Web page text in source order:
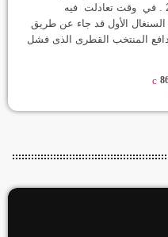
المجموعة الأولى فى كأس العالم 2022 . في وقت تعادلت فيه
الأول قد جاء عن طريق
42 نتيجة خطأ مدافع المنتخب القطرى الذى فشل